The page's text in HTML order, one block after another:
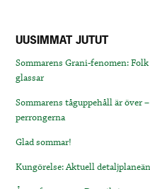
UUSIMMAT JUTUT
Sommarens Grani-fenomen:
glassar
Sommarens tåguppehåll är över
perrongerna
Glad sommar!
Kungörelse: Aktuell